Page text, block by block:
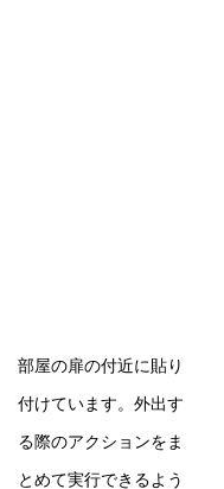
部屋の扉の付近に貼り
付けています。外出す
る際のアクションをま
とめて実行できるよう